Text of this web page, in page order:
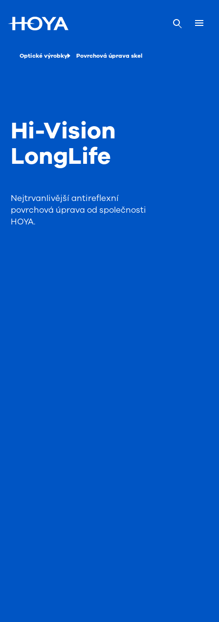
Optické výrobky Povrchová úprava skel
Nejtrvanlivější antireflexní
povrchová úprava od společnosti
HOYA.
Hi-Vision
LongLife